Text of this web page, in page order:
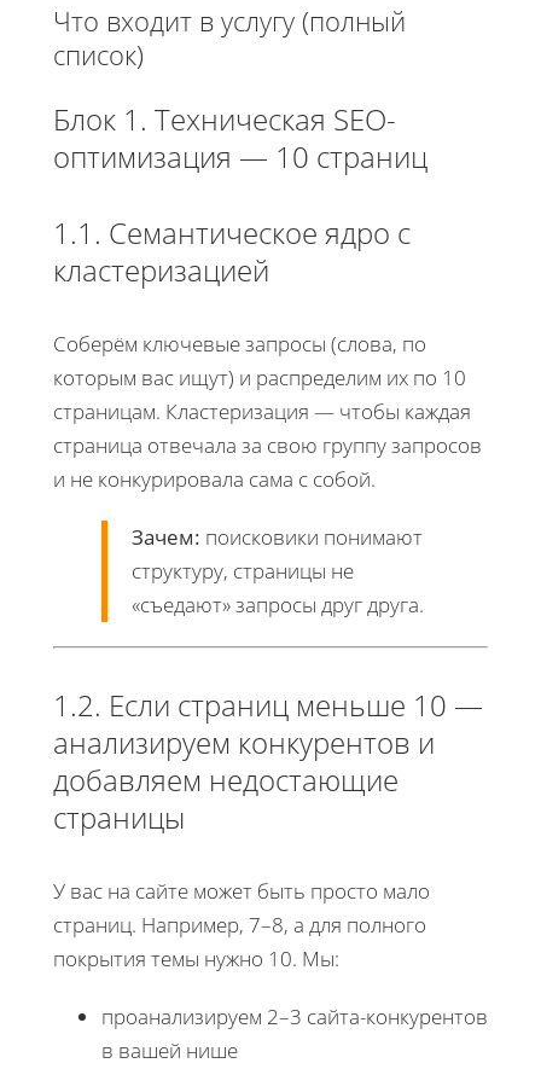
Что входит в услугу (полный
список)
Блок 1. Техническая SEO-
оптимизация — 10 страниц
1.1. Семантическое ядро с
кластеризацией
Соберём ключевые запросы (слова, по
которым вас ищут) и распределим их по 10
страницам. Кластеризация — чтобы каждая
страница отвечала за свою группу запросов
и не конкурировала сама с собой.
Зачем: поисковики понимают
структуру, страницы не
«съедают» запросы друг друга.
1.2. Если страниц меньше 10 —
анализируем конкурентов и
добавляем недостающие
страницы
У вас на сайте может быть просто мало
страниц. Например, 7–8, а для полного
покрытия темы нужно 10. Мы:
проанализируем 2–3 сайта-конкурентов
в вашей нише